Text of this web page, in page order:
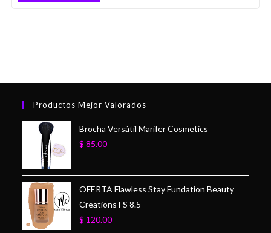
Productos Mejor Valorados
Brocha Versátil Marifer Cosmetics
$ 85.00
OFERTA Flawless Stay Fundation Beauty
Creations FS 8.5
$ 120.00